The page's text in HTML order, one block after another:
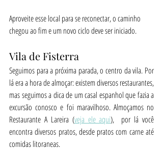
Aproveite esse local para se reconectar, o caminho
chegou ao fim e um novo ciclo deve ser iniciado.
Vila de Fisterra
Seguimos para a próxima parada, o centro da vila. Por
lá era a hora de almoçar: existem diversos restaurantes,
mas seguimos a dica de um casal espanhol que fazia a
excursão conosco e foi maravilhoso. Almoçamos no
Restaurante A Lareira (veja ele aqui),  por lá você
encontra diversos pratos, desde pratos com carne até
comidas litoraneas.